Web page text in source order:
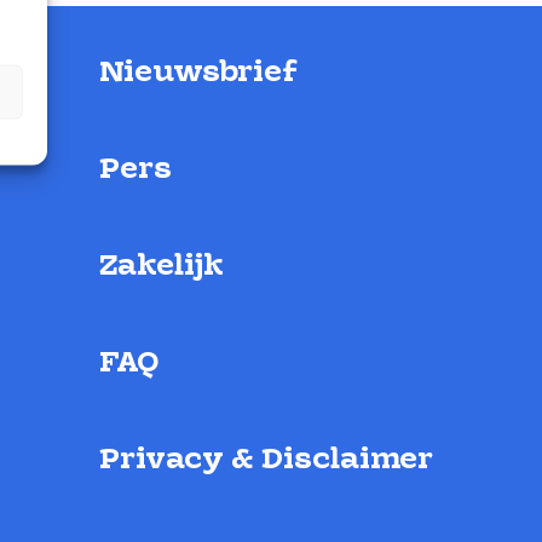
Nieuwsbrief
Pers
Zakelijk
FAQ
Privacy & Disclaimer